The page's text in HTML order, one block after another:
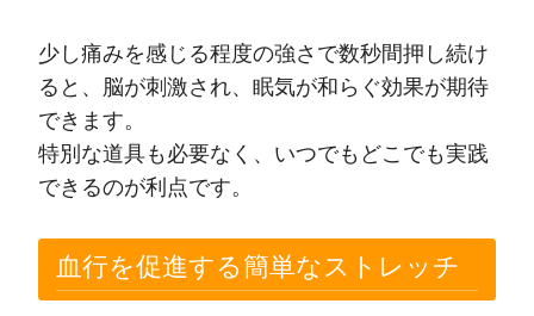
少し痛みを感じる程度の強さで数秒間押し続け
ると、脳が刺激され、眠気が和らぐ効果が期待
できます。
特別な道具も必要なく、いつでもどこでも実践
できるのが利点です。
血行を促進する簡単なストレッチ